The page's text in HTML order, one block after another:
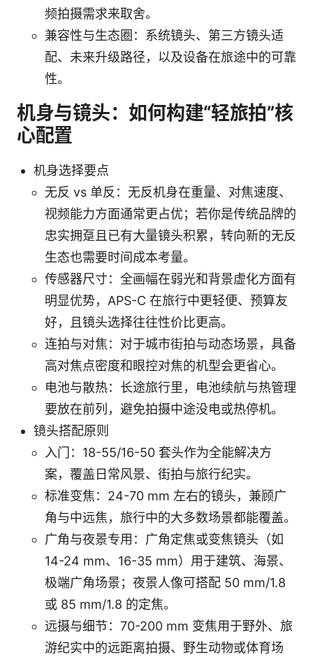
频拍摄需求来取舍。
兼容性与生态圈：系统镜头、第三方镜头适
配、未来升级路径，以及设备在旅途中的可靠
性。
机身与镜头：如何构建“轻旅拍”核
心配置
机身选择要点
无反 vs 单反：无反机身在重量、对焦速度、
视频能力方面通常更占优；若你是传统品牌的
忠实拥趸且已有大量镜头积累，转向新的无反
生态也需要时间成本考量。
传感器尺寸：全画幅在弱光和背景虚化方面有
明显优势，APS-C 在旅行中更轻便、预算友
好，且镜头选择往往性价比更高。
连拍与对焦：对于城市街拍与动态场景，具备
高对焦点密度和眼控对焦的机型会更省心。
电池与散热：长途旅行里，电池续航与热管理
要放在前列，避免拍摄中途没电或热停机。
镜头搭配原则
入门：18-55/16-50 套头作为全能解决方
案，覆盖日常风景、街拍与旅行纪实。
标准变焦：24-70 mm 左右的镜头，兼顾广
角与中远焦，旅行中的大多数场景都能覆盖。
广角与夜景专用：广角定焦或变焦镜头（如
14-24 mm、16-35 mm）用于建筑、海景、
极端广角场景；夜景人像可搭配 50 mm/1.8
或 85 mm/1.8 的定焦。
远摄与细节：70-200 mm 变焦用于野外、旅
游纪实中的远距离拍摄、野生动物或体育场